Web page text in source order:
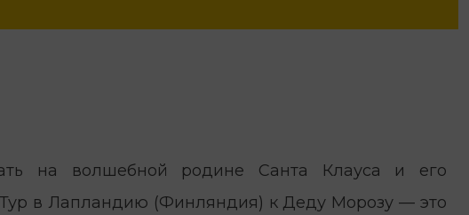
на волшебной родине Санта Клауса и его
в Лапландию (Финляндия) к Деду Морозу — это